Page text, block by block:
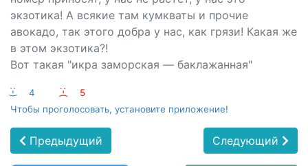
экзотика! А всякие там кумкваты и прочие
авокадо, так этого добра у нас, как грязи! Какая же
в этом экзотика?!
Вот такая "икра заморская — баклажанная"
:-) 4 :-(
5
Чтобы проголосовать, установите приложение!
Предыдущий Следующий